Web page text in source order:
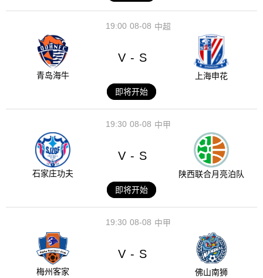
08-08
19:00 中超
青岛海牛
V - S
上海申花
即将开始
08-08
19:30 中甲
石家庄功夫
V - S
陕西联合月亮泊队
即将开始
08-08
19:30 中甲
梅州客家
V - S
佛山南狮